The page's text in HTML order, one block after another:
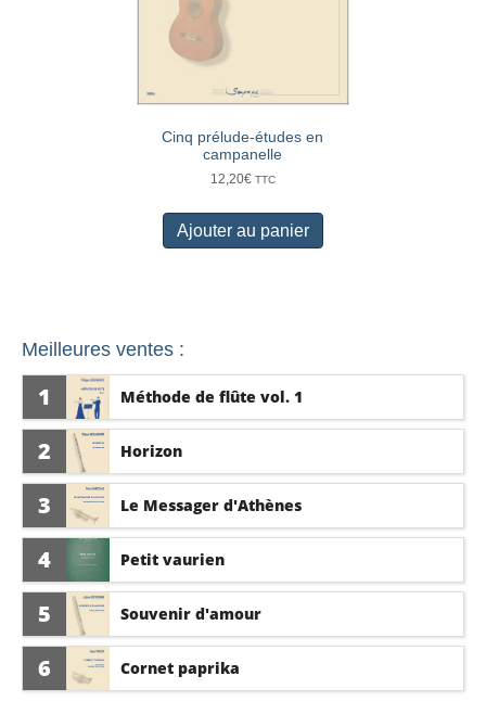
Cinq prélude-études en
campanelle
12,20€ TTC
Ajouter au panier
Meilleures ventes :
1 Méthode de flûte vol. 1
2 Horizon
3 Le Messager d'Athènes
4 Petit vaurien
5 Souvenir d'amour
6 Cornet paprika